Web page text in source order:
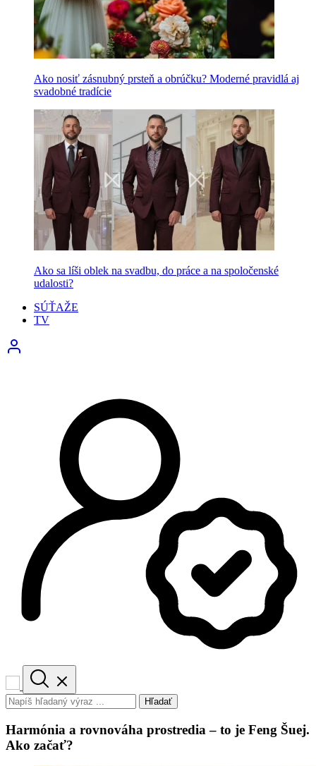
Ako nosiť zásnubný prsteň a obrúčku? Moderné pravidlá aj
svadobné tradície
Ako sa líši oblek na svadbu, do práce a na spoločenské
udalosti?
SÚŤAŽE
TV
Hľadať
Harmónia a rovnováha prostredia – to je Feng Šuej.
Ako začať?